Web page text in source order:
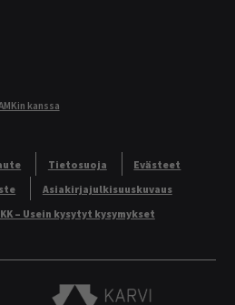
kanssa
Tietosuoja
Evästeet
Asiakirjajulkisuuskuvaus
– Usein kysytyt kysymykset